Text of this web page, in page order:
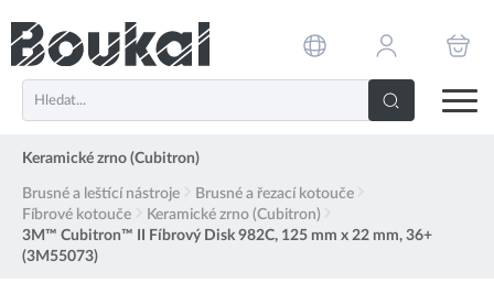
Keramické zrno (Cubitron)
Brusné a leštící nástroje
Brusné a řezací kotouče
Fíbrové kotouče
Keramické zrno (Cubitron)
3M™ Cubitron™ II Fíbrový Disk 982C, 125 mm x 22 mm, 36+
(3M55073)